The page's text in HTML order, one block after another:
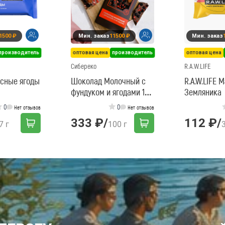
₽
ягоды
0 Нет отзывов
г
Мин. заказ11500 ₽
оптовая цена производитель
Сибереко
Шоколад Молочный с
фундуком и ягодами 100
г СибирьЭко 0 Нет отзывов
333 ₽/100 г
Мин. заказ
оптовая цена
R.A.W.LIFE
R.A.W.LIFE
Земляника
112 ₽/